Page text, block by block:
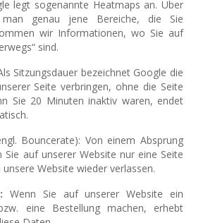
legt sogenannte Heatmaps an. Über
genau jene Bereiche, die Sie
wir Informationen, wo Sie auf
sind.
Sitzungsdauer bezeichnet Google die
Seite verbringen, ohne die Seite
Sie 20 Minuten inaktiv waren, endet
Bouncerate): Von einem Absprung
Sie auf unserer Website nur eine Seite
Website wieder verlassen.
Wenn Sie auf unserer Website ein
eine Bestellung machen, erhebt